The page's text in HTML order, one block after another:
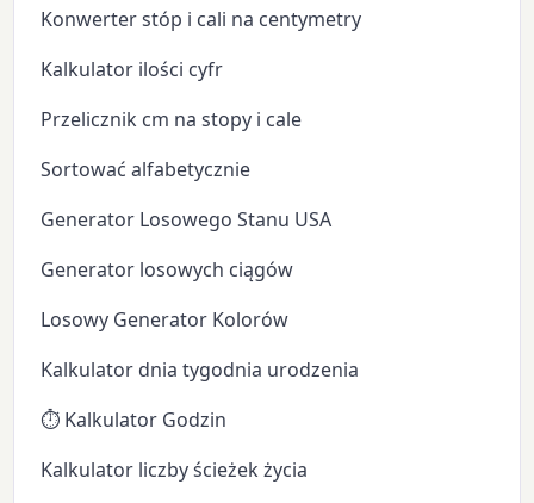
Konwerter stóp i cali na centymetry
Kalkulator ilości cyfr
Przelicznik cm na stopy i cale
Sortować alfabetycznie
Generator Losowego Stanu USA
Generator losowych ciągów
Losowy Generator Kolorów
Kalkulator dnia tygodnia urodzenia
⏱️ Kalkulator Godzin
Kalkulator liczby ścieżek życia